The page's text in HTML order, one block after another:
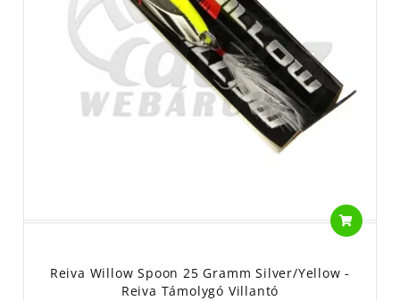
Reiva Willow Spoon 25 Gramm Silver/Yellow -
Reiva Támolygó Villantó